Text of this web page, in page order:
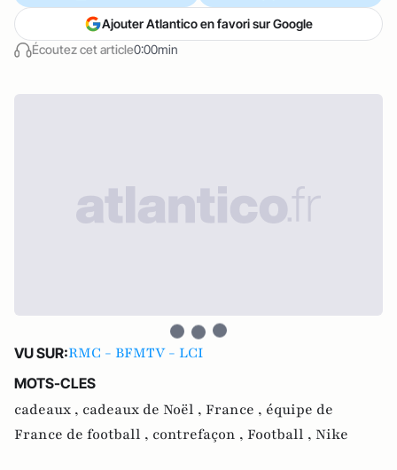
Écoutez cet article0:00min
Ajouter Atlantico en favori sur Google
VU SUR:RMC - BFMTV - LCI
MOTS-CLES
cadeaux , cadeaux de Noël , France , équipe de
France de football , contrefaçon , Football , Nike